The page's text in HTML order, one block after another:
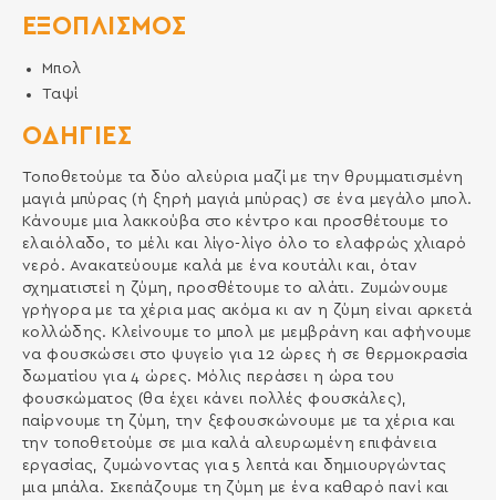
ΟΔΗΓΙΕΣ
Τοποθετούµε τα δύο αλεύρια µαζί µε την θρυµµατισµένη
µαγιά µπύρας (ή ξηρή µαγιά µπύρας) σε ένα µεγάλο µπολ.
Κάνουµε µια λακκούβα στο κέντρο και προσθέτουµε το
ελαιόλαδο, το µέλι και λίγο-λίγο όλο το ελαφρώς χλιαρό
νερό. Ανακατεύουµε καλά µε ένα κουτάλι και, όταν
σχηµατιστεί η ζύµη, προσθέτουµε το αλάτι. Ζυµώνουµε
γρήγορα µε τα χέρια µας ακόµα κι αν η ζύµη είναι αρκετά
κολλώδης. Κλείνουµε το µπολ µε µεµβράνη και αφήνουµε
να φουσκώσει στο ψυγείο για 12 ώρες ή σε θερµοκρασία
δωµατίου για 4 ώρες. Μόλις περάσει η ώρα του
φουσκώµατος (θα έχει κάνει πολλές φουσκάλες),
παίρνουµε τη ζύµη, την ξεφουσκώνουµε µε τα χέρια και
την τοποθετούµε σε µια καλά αλευρωµένη επιφάνεια
εργασίας, ζυµώνοντας για 5 λεπτά και δηµιουργώντας
µια µπάλα. Σκεπάζουµε τη ζύµη µε ένα καθαρό πανί και
ΕΞΟΠΛΙΣΜΌΣ
Μπολ
Ταψί